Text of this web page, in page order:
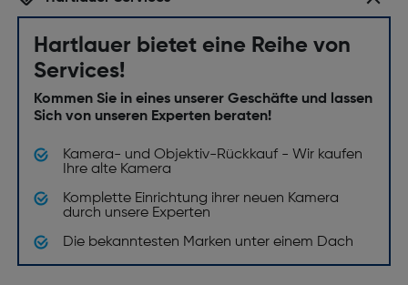
Hartlauer bietet eine Reihe von
Services!
Kommen Sie in eines unserer Geschäfte und lassen
Sich von unseren Experten beraten!
Kamera- und Objektiv-Rückkauf - Wir kaufen
Ihre alte Kamera
Komplette Einrichtung ihrer neuen Kamera
durch unsere Experten
Die bekanntesten Marken unter einem Dach